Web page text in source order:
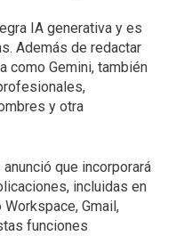
IA generativa y es
Además de redactar
como Gemini, también
y otra
que incorporará
incluidas en
Gmail,
funciones